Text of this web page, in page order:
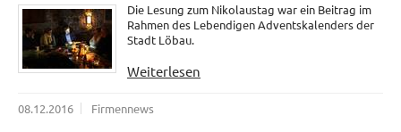
Die Lesung zum Nikolaustag war ein Beitrag im
Rahmen des Lebendigen Adventskalenders der
Stadt Löbau.
Weiterlesen
08.12.2016 Firmennews